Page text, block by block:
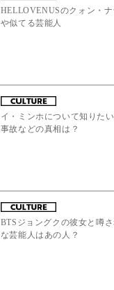
HELLOVENUSのクォン・
や似てる芸能人
イ・ミンホについて知りた
事故などの真相は？
BTSジョングクの彼女と噂
な芸能人はあの人？